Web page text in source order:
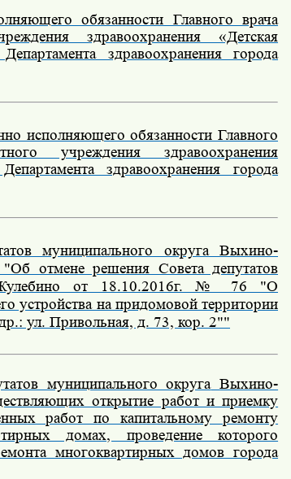
обязанности Главного врача
здравоохранения «Детская
здравоохранения города
исполняющего обязанности Главного
учреждения здравоохранения
здравоохранения города
муниципального округа Выхино-
отмене решения Совета депутатов
Жулебино от 18.10.2016г. № 76 "О
устройства на придомовой территории
ул. Привольная, д. 73, кор. 2""
муниципального округа Выхино-
открытие работ и приемку
работ по капитальному ремонту
домах, проведение которого
многоквартирных домов города